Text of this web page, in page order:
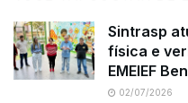
Sintrasp
física e
EMEIEF
02/07/2026